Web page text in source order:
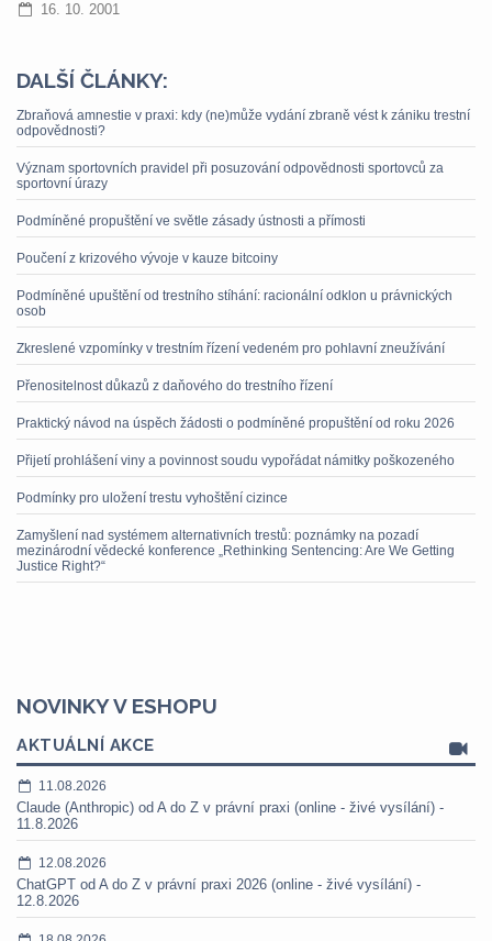
16. 10. 2001
DALŠÍ ČLÁNKY:
Zbraňová amnestie v praxi: kdy (ne)může vydání zbraně vést k zániku trestní
odpovědnosti?
Význam sportovních pravidel při posuzování odpovědnosti sportovců za
sportovní úrazy
Podmíněné propuštění ve světle zásady ústnosti a přímosti
Poučení z krizového vývoje v kauze bitcoiny
Podmíněné upuštění od trestního stíhání: racionální odklon u právnických
osob
Zkreslené vzpomínky v trestním řízení vedeném pro pohlavní zneužívání
Přenositelnost důkazů z daňového do trestního řízení
Praktický návod na úspěch žádosti o podmíněné propuštění od roku 2026
Přijetí prohlášení viny a povinnost soudu vypořádat námitky poškozeného
Podmínky pro uložení trestu vyhoštění cizince
Zamyšlení nad systémem alternativních trestů: poznámky na pozadí
mezinárodní vědecké konference „Rethinking Sentencing: Are We Getting
Justice Right?“
NOVINKY V ESHOPU
AKTUÁLNÍ AKCE
11.08.2026
Claude (Anthropic) od A do Z v právní praxi (online - živé vysílání) -
11.8.2026
12.08.2026
ChatGPT od A do Z v právní praxi 2026 (online - živé vysílání) -
12.8.2026